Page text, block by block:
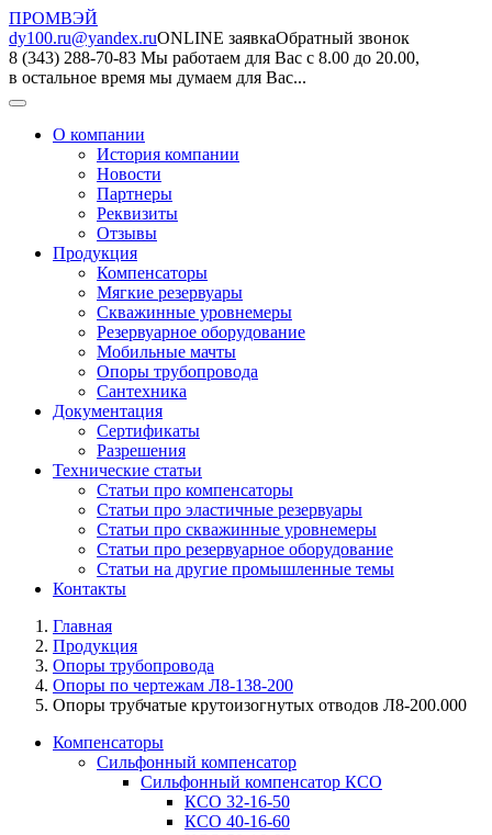
ПРОМВЭЙ
dy100.ru@yandex.ruONLINE заявкаОбратный звонок
8 (343) 288-70-83 Мы работаем для Вас с 8.00 до 20.00,
в остальное время мы думаем для Вас...
О компании
История компании
Новости
Партнеры
Реквизиты
Отзывы
Продукция
Компенсаторы
Мягкие резервуары
Скважинные уровнемеры
Резервуарное оборудование
Мобильные мачты
Опоры трубопровода
Сантехника
Документация
Сертификаты
Разрешения
Технические статьи
Статьи про компенсаторы
Статьи про эластичные резервуары
Статьи про скважинные уровнемеры
Статьи про резервуарное оборудование
Статьи на другие промышленные темы
Контакты
Главная
Продукция
Опоры трубопровода
Опоры по чертежам Л8-138-200
Опоры трубчатые крутоизогнутых отводов Л8-200.000
Компенсаторы
Сильфонный компенсатор
Сильфонный компенсатор КСО
КСО 32-16-50
КСО 40-16-60